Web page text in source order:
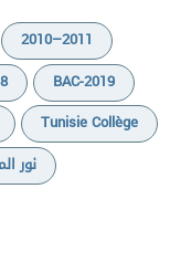
2010–2011
BAC-2019
Tunisie Collège
نور